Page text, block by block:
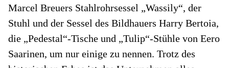
Marcel Breuers Stahlrohrsessel „Wassily“, der
Stuhl und der Sessel des Bildhauers Harry Bertoia,
die „Pedestal“-Tische und „Tulip“-Stühle von Eero
Saarinen, um nur einige zu nennen. Trotz des